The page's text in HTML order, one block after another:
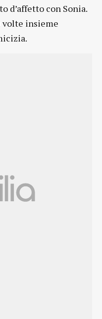
d’affetto con Sonia.
volte insieme